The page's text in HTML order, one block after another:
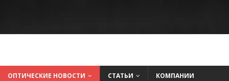
ОПТИЧЕСКИЕ НОВОСТИ СТАТЬИ КОМПАНИИ